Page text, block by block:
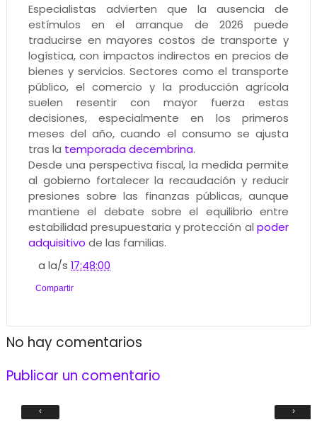
Especialistas advierten que la ausencia de
estímulos en el arranque de 2026 puede
traducirse en mayores costos de transporte y
logística, con impactos indirectos en precios de
bienes y servicios. Sectores como el transporte
público, el comercio y la producción agrícola
suelen resentir con mayor fuerza estas
decisiones, especialmente en los primeros
meses del año, cuando el consumo se ajusta
tras la temporada decembrina.
Desde una perspectiva fiscal, la medida permite
al gobierno fortalecer la recaudación y reducir
presiones sobre las finanzas públicas, aunque
mantiene el debate sobre el equilibrio entre
estabilidad presupuestaria y protección alpoder
adquisitivo de las familias.
a la/s17:48:00
Compartir
No hay comentarios
Publicar un comentario
‹ ›